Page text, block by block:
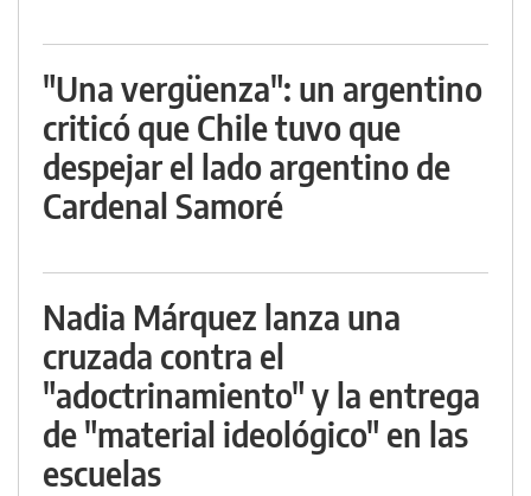
"Una vergüenza": un argentino
criticó que Chile tuvo que
despejar el lado argentino de
Cardenal Samoré
Nadia Márquez lanza una
cruzada contra el
"adoctrinamiento" y la entrega
de "material ideológico" en las
escuelas